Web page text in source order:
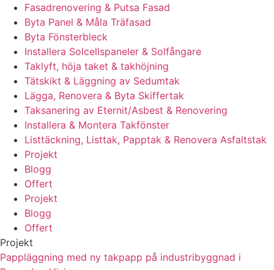
Fasadrenovering & Putsa Fasad
Byta Panel & Måla Träfasad
Byta Fönsterbleck
Installera Solcellspaneler & Solfångare
Taklyft, höja taket & takhöjning
Tätskikt & Läggning av Sedumtak
Lägga, Renovera & Byta Skiffertak
Taksanering av Eternit/Asbest & Renovering
Installera & Montera Takfönster
Listtäckning, Listtak, Papptak & Renovera Asfaltstak
Projekt
Blogg
Offert
Projekt
Blogg
Offert
Projekt
Pappläggning med ny takpapp på industribyggnad i